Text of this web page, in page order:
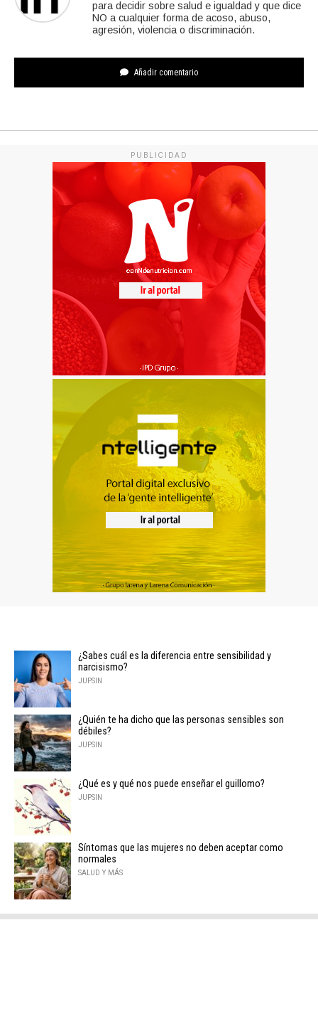
para decidir sobre salud e igualdad y que dice
NO a cualquier forma de acoso, abuso,
agresión, violencia o discriminación.
Añadir comentario
PUBLICIDAD
¿Sabes cuál es la diferencia entre sensibilidad y
narcisismo?
JUPSIN
¿Quién te ha dicho que las personas sensibles son
débiles?
JUPSIN
¿Qué es y qué nos puede enseñar el guillomo?
JUPSIN
Síntomas que las mujeres no deben aceptar como
normales
SALUD Y MÁS